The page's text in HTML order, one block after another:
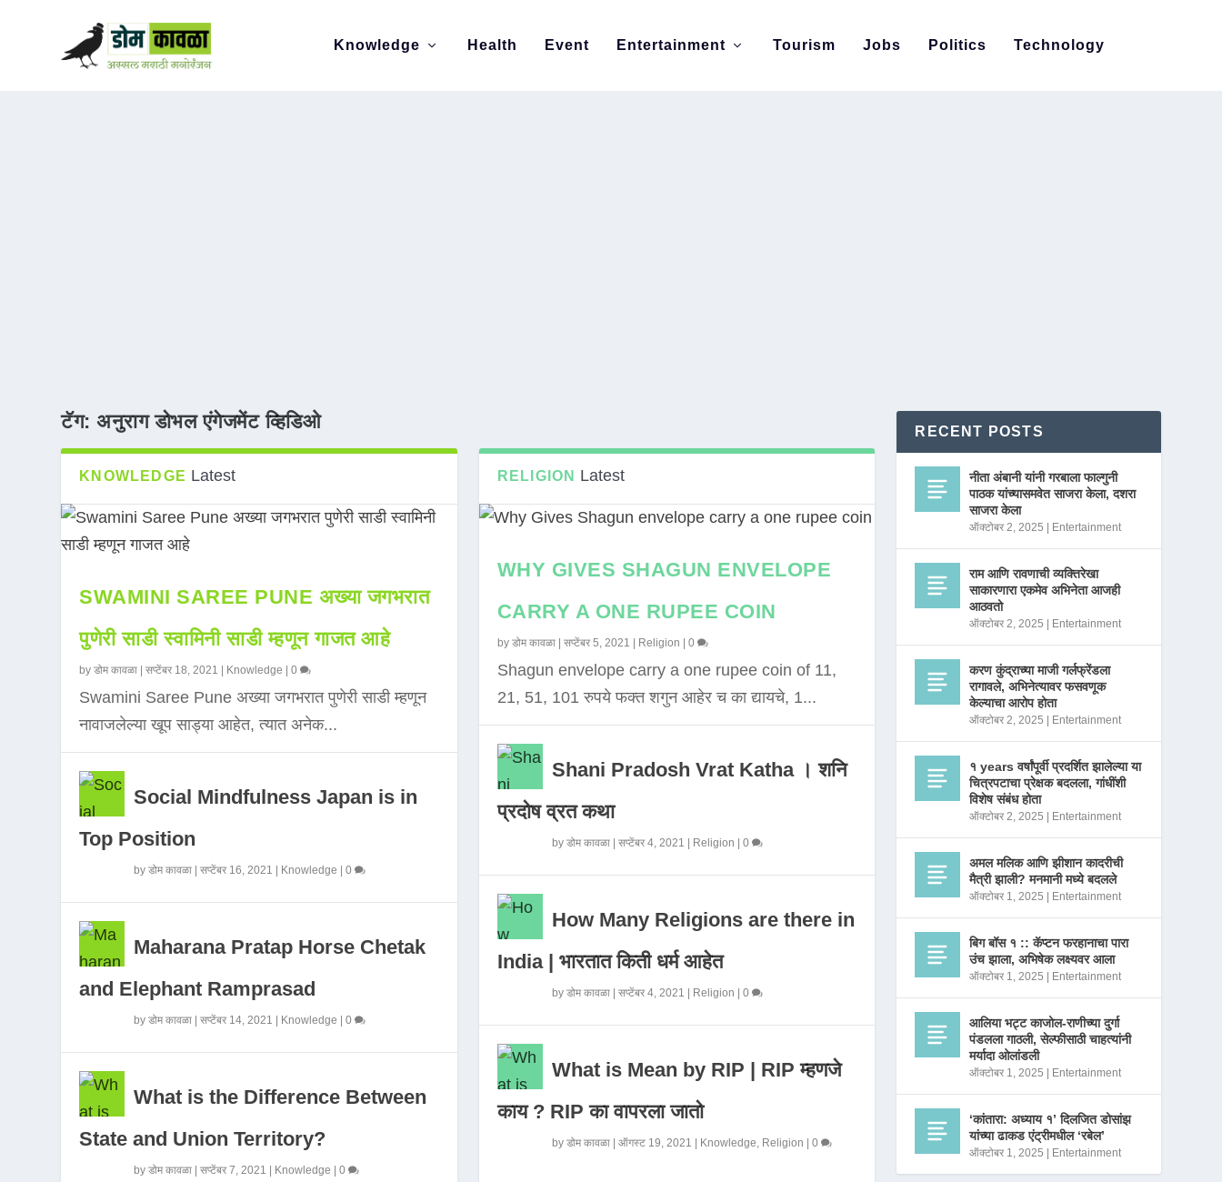
Knowledge Health Event Entertainment Tourism Jobs Politics Technology
टॅग:अनुराग डोभल एंगेजमेंट व्हिडिओ
KNOWLEDGE Latest
SWAMINI SAREE PUNE अख्या जगभरात
पुणेरी साडी स्वामिनी साडी म्हणून गाजत आहे
byडोम कावळा |सप्टेंबर 18, 2021 | Knowledge |0
Swamini Saree Pune अख्या जगभरात पुणेरी साडी म्हणून
नावाजलेल्या खूप साड्या आहेत, त्यात अनेक...
Social Mindfulness Japan is in
Top Position
byडोम कावळा |सप्टेंबर 16, 2021 | Knowledge |0
Maharana Pratap Horse Chetak
and Elephant Ramprasad
byडोम कावळा |सप्टेंबर 14, 2021 | Knowledge |0
What is the Difference Between
State and Union Territory?
byडोम कावळा |सप्टेंबर 7, 2021 | Knowledge |0
RELIGION Latest
WHY GIVES SHAGUN ENVELOPE
CARRY A ONE RUPEE COIN
by डोम कावळा| सप्टेंबर 5, 2021 | Religion | 0
Shagun envelope carry a one rupee coin of 11,
21, 51, 101 रुपये फक्त शगुन आहेर च का द्यायचे, 1...
Shani Pradosh Vrat Katha । शनि
प्रदोष व्रत कथा
by डोम कावळा| सप्टेंबर 4, 2021 | Religion | 0
How Many Religions are there in
India | भारतात किती धर्म आहेत
by डोम कावळा| सप्टेंबर 4, 2021 | Religion | 0
What is Mean by RIP | RIP म्हणजे
काय ? RIP का वापरला जातो
by डोम कावळा| ऑगस्ट 19, 2021 | Knowledge, Religion | 0
RECENT POSTS
नीता अंबानी यांनी गरबाला फाल्गुनी
पाठक यांच्यासमवेत साजरा केला, दशरा
साजरा केला
ऑक्टोबर 2, 2025 | Entertainment
राम आणि रावणाची व्यक्तिरेखा
साकारणारा एकमेव अभिनेता आजही
आठवतो
ऑक्टोबर 2, 2025 | Entertainment
करण कुंद्राच्या माजी गर्लफ्रेंडला
रागावले, अभिनेत्यावर फसवणूक
केल्याचा आरोप होता
ऑक्टोबर 2, 2025 | Entertainment
१ years वर्षांपूर्वी प्रदर्शित झालेल्या या
चित्रपटाचा प्रेक्षक बदलला, गांधींशी
विशेष संबंध होता
ऑक्टोबर 2, 2025 | Entertainment
अमल मलिक आणि झीशान कादरीची
मैत्री झाली? मनमानी मध्ये बदलले
ऑक्टोबर 1, 2025 | Entertainment
बिग बॉस १ :: कॅप्टन फरहानाचा पारा
उंच झाला, अभिषेक लक्ष्यवर आला
ऑक्टोबर 1, 2025 | Entertainment
आलिया भट्ट काजोल-राणीच्या दुर्गा
पंडलला गाठली, सेल्फीसाठी चाहत्यांनी
मर्यादा ओलांडली
ऑक्टोबर 1, 2025 | Entertainment
‘कांतारा: अध्याय १’ दिलजित डोसांझ
यांच्या ढाकड एंट्रीमधील ‘रबेल’
ऑक्टोबर 1, 2025 | Entertainment